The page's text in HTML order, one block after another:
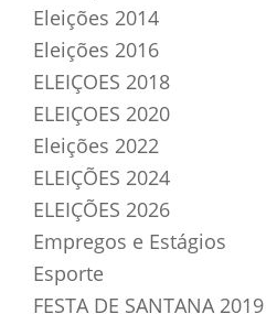
Eleições 2014
Eleições 2016
ELEIÇOES 2018
ELEIÇOES 2020
Eleições 2022
ELEIÇÕES 2024
ELEIÇÕES 2026
Empregos e Estágios
Esporte
FESTA DE SANTANA 2019